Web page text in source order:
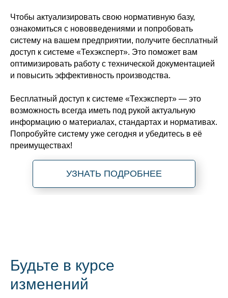
Чтобы актуализировать свою нормативную базу,
ознакомиться с нововведениями и попробовать
систему на вашем предприятии, получите бесплатный
доступ к системе «Техэксперт». Это поможет вам
оптимизировать работу с технической документацией
и повысить эффективность производства.
Бесплатный доступ к системе «Техэксперт» — это
возможность всегда иметь под рукой актуальную
информацию о материалах, стандартах и нормативах.
Попробуйте систему уже сегодня и убедитесь в её
преимуществах!
УЗНАТЬ ПОДРОБНЕЕ
Будьте в курсе
изменений